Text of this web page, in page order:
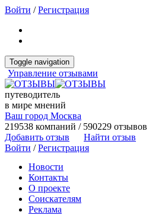
Войти /Регистрация
Toggle navigation
Управление отзывами
путеводитель
в мире мнений
Ваш город Москва
219538 компаний / 590229 отзывов
Добавить отзыв
Найти отзыв
Войти /Регистрация
Новости
Контакты
О проекте
Соискателям
Реклама